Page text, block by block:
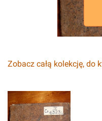
Zobacz całą kolekcję, do